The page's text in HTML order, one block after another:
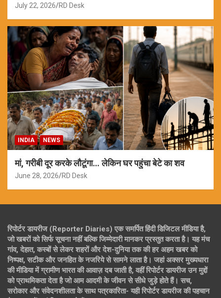
July 22, 2026 RD Desk
INDIA NEWS
मां, गरीबी दूर करके लौटूंगा… लेकिन घर पहुंचा बेटे का शव
June 28, 2026 RD Desk
रिपोर्टर डायरीज (Reporter Diaries) एक समर्पित हिंदी डिजिटल मीडिया है,
जो खबरों को सिर्फ सूचना नहीं बल्कि जिम्मेदारी मानकर प्रस्तुत करता है। यह मंच
गांव, देहात, कस्बों से लेकर शहरों और देश-दुनिया तक की हर अहम खबर को
निष्पक्ष, सटीक और जनहित के नजरिये से सामने लाता है। जहां अक्सर मुख्यधारा
की मीडिया में ग्रामीण भारत की आवाज़ दब जाती है, वहीं रिपोर्टर डायरीज उन मुद्दों
को प्राथमिकता देता है जो आम आदमी के जीवन से सीधे जुड़े होते हैं। सच,
सरोकार और संवेदनशीलता के साथ पत्रकारिता- यही रिपोर्टर डायरीज की पहचान